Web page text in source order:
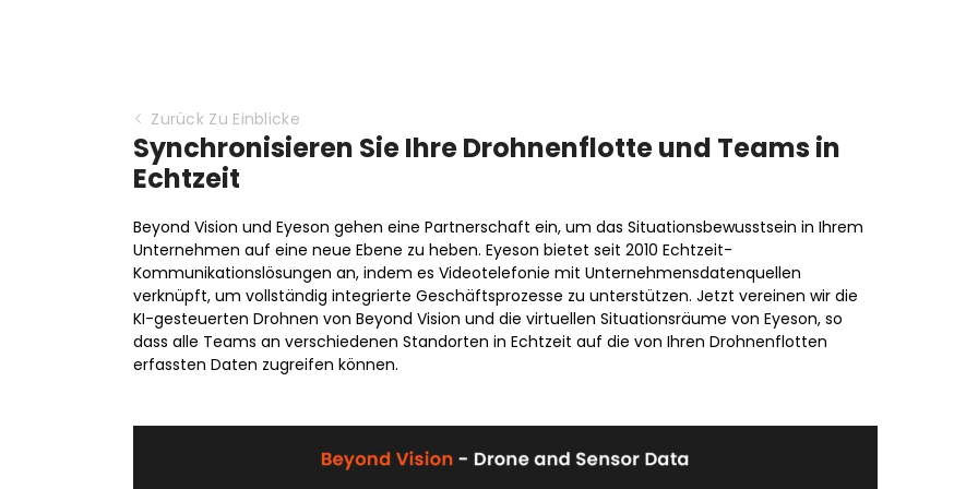
Zurück Zu Einblicke
Synchronisieren Sie Ihre Drohnenflotte und Teams in
Echtzeit
Beyond Vision und Eyeson gehen eine Partnerschaft ein, um das Situationsbewusstsein in Ihrem
Unternehmen auf eine neue Ebene zu heben. Eyeson bietet seit 2010 Echtzeit-
Kommunikationslösungen an, indem es Videotelefonie mit Unternehmensdatenquellen
verknüpft, um vollständig integrierte Geschäftsprozesse zu unterstützen. Jetzt vereinen wir die
KI-gesteuerten Drohnen von Beyond Vision und die virtuellen Situationsräume von Eyeson, so
dass alle Teams an verschiedenen Standorten in Echtzeit auf die von Ihren Drohnenflotten
erfassten Daten zugreifen können.